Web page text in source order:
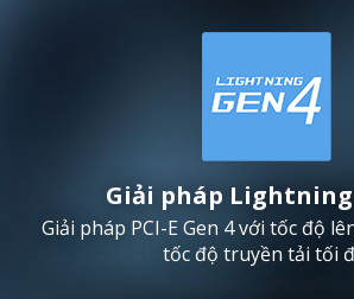
Giải pháp Lightning
Giải pháp PCI-E Gen 4 với tốc độ
tốc độ truyền tải tối